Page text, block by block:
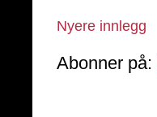
Nyere innlegg
Abonner på: